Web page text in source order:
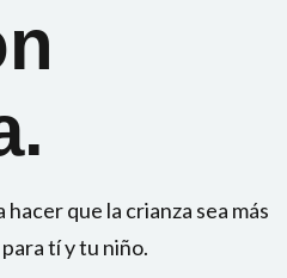
que la crianza sea más
tí y tu niño.